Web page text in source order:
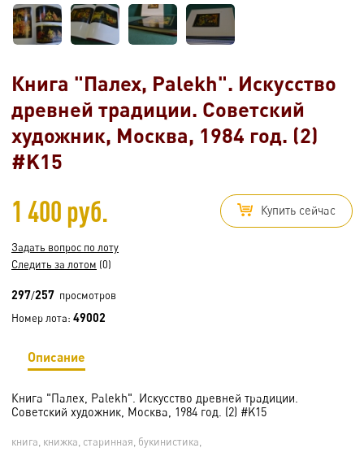
Книга "Палех, Palekh". Искусство
древней традиции. Советский
художник, Москва, 1984 год. (2)
#K15
1 400 руб. Купить сейчас
Задать вопрос по лоту
Следить за лотом (0)
297/257 просмотров
Номер лота: 49002
Описание
Книга "Палех, Palekh". Искусство древней традиции.
Советский художник, Москва, 1984 год. (2) #K15
книга, книжка, старинная, букинистика,